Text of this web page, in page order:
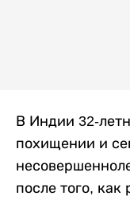
В Индии 32-
похищении и
после того, как